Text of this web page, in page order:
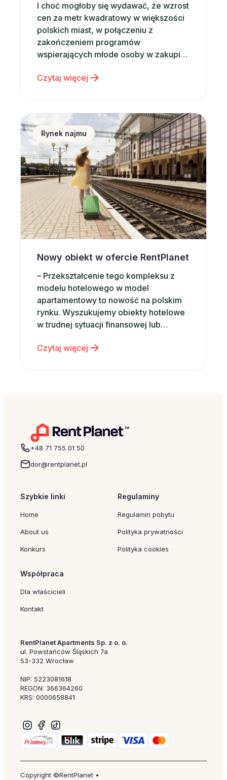
I choć mogłoby się wydawać, że wzrost
cen za metr kwadratowy w większości
polskich miast, w połączeniu z
zakończeniem programów
wspierających młode osoby w zakupie
wpływ na rynkowe tendencje, z opinii
powinna mieć miejsca. Zgodnie z
wynikami opisanymi w styczniowym
raporcie mBanku, na temat rynku…
Czytaj więcej
Nowy obiekt w ofercie RentPlanet
Rynek najmu
Nowy obiekt w ofercie RentPlanet
– Przekształcenie tego kompleksu z
modelu hotelowego w model
apartamentowy to nowość na polskim
rynku. Wyszukujemy obiekty hotelowe
w trudnej sytuacji finansowej lub
wprowadzamy autorskie rozwiązania,
poprawę rentowności ich inwestycji, a
RentPlanet. Jedno- i dwupokojowe
Apartamenty…
Czytaj więcej
+48 71 755 01 50
dor@rentplanet.pl
Szybkie linki
Home
About us
Konkurs
Regulaminy
Regulamin pobytu
Polityka prywatności
Polityka cookies
Współpraca
Dla właścicieli
Kontakt
RentPlanet Apartments Sp. z o. o.
ul. Powstańców Śląskich 7a
53-332 Wrocław
NIP: 5223081618
REGON: 366364260
KRS: 0000658841
Copyright ©RentPlanet •